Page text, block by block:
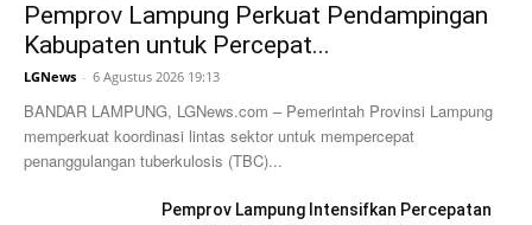
Pemprov Lampung Perkuat Pendampingan
Kabupaten untuk Percepat...
LGNews - 6 Agustus 2026 19:13
BANDAR LAMPUNG, LGNews.com – Pemerintah Provinsi Lampung
memperkuat koordinasi lintas sektor untuk mempercepat
penanggulangan tuberkulosis (TBC)...
Pemprov Lampung Intensifkan Percepatan